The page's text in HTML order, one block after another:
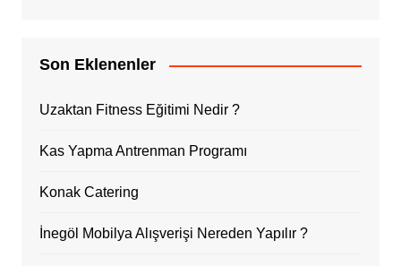
Son Eklenenler
Uzaktan Fitness Eğitimi Nedir ?
Kas Yapma Antrenman Programı
Konak Catering
İnegöl Mobilya Alışverişi Nereden Yapılır ?